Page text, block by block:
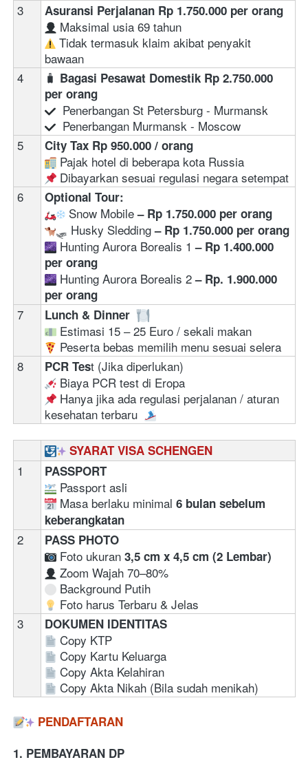
3
Asuransi Perjalanan Rp 1.750.000 per orang
Maksimal usia 69 tahun
Tidak termasuk klaim akibat penyakit
bawaan
4
🧳 Bagasi Pesawat Domestik Rp 2.750.000
per orang
  Penerbangan St Petersburg - Murmansk
  Penerbangan Murmansk - Moscow
5
City Tax Rp 950.000 / orang
Pajak hotel di beberapa kota Russia
6
Optional Tour:
Snow Mobile – Rp 1.750.000 per orang
🛷 Husky Sledding – Rp 1.750.000 per orang
Hunting Aurora Borealis 1 – Rp 1.400.000
per orang
Hunting Aurora Borealis 2 – Rp. 1.900.000
per orang
7 Lunch & Dinner
Estimasi 15 – 25 Euro / sekali makan
Peserta bebas memilih menu sesuai selera
8
PCR Test (Jika diperlukan)
Biaya PCR test di Eropa
Hanya jika ada regulasi perjalanan / aturan
kesehatan terbaru
SYARAT VISA SCHENGEN
1 PASSPORT
Passport asli
Masa berlaku minimal 6 bulan sebelum
keberangkatan
2 PASS PHOTO
Foto ukuran 3,5 cm x 4,5 cm (2 Lembar)
Zoom Wajah 70–80%
Background Putih
Foto harus Terbaru & Jelas
3
DOKUMEN IDENTITAS
Copy KTP
Copy Kartu Keluarga
Copy Akta Kelahiran
Copy Akta Nikah (Bila sudah menikah)
PENDAFTARAN
1. PEMBAYARAN DP